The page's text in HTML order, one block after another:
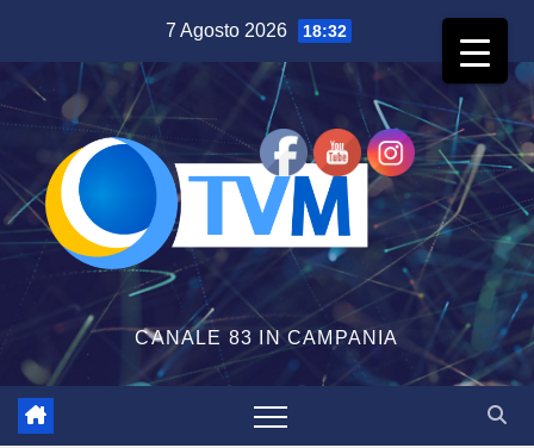
contenuto
7 Agosto 2026 18:32
CANALE 83 IN CAMPANIA